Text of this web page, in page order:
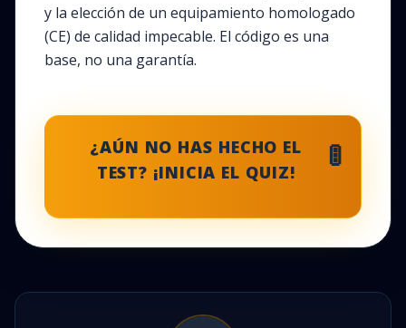
y la elección de un equipamiento homologado
(CE) de calidad impecable. El código es una
base, no una garantía.
¿AÚN NO HAS HECHO EL
TEST? ¡INICIA EL QUIZ!
🚦